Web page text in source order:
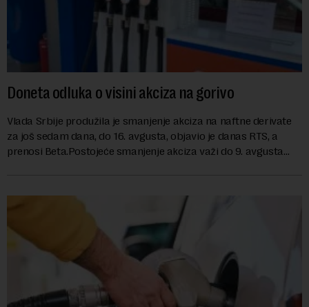
Doneta odluka o visini akciza na gorivo
Vlada Srbije produžila je smanjenje akciza na naftne derivate
za još sedam dana, do 16. avgusta, objavio je danas RTS, a
prenosi Beta.Postojeće smanjenje akciza važi do 9. avgusta